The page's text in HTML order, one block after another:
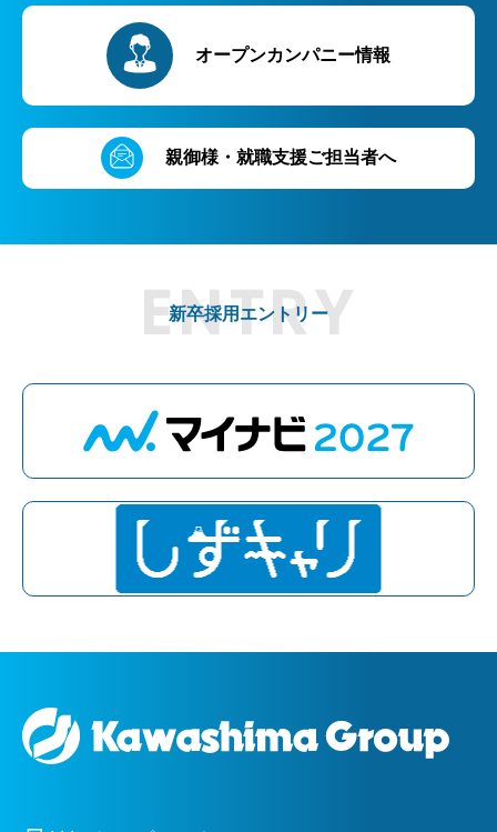
オープンカンパニー情報
親御様・就職支援ご担当者へ
新卒採用エントリー